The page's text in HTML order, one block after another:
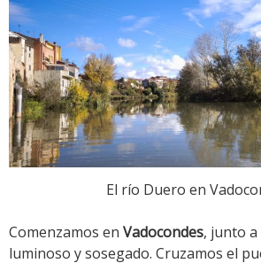
El río Duero en
Comenzamos en Vadocondes, junto
luminoso y sosegado. Cruzamos el